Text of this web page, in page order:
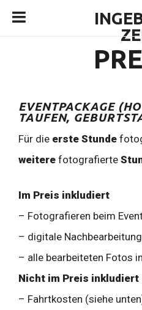
EVENTPACKAGE
TAUFEN,
Für die erste Stunde
weitere fotografierte
Im Preis inkludiert
– Fotografieren beim
– digitale Nachbearbeitung
– alle bearbeiteten Fotos
Nicht im Preis inkludiert
– Fahrtkosten (siehe